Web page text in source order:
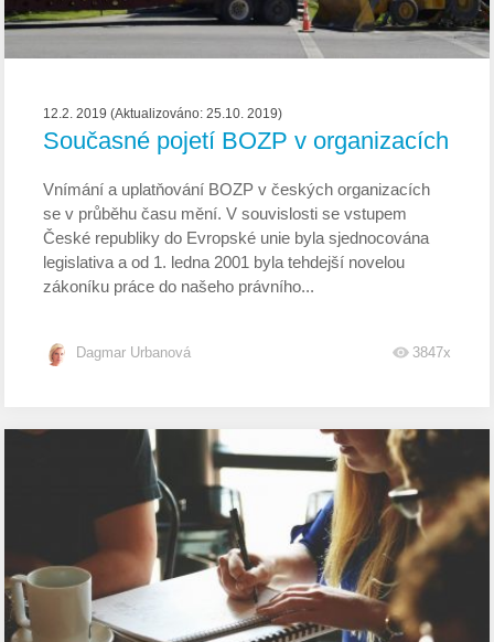
12.2. 2019 (Aktualizováno: 25.10. 2019)
Současné pojetí BOZP v organizacích
Vnímání a uplatňování BOZP v českých organizacích
se v průběhu času mění. V souvislosti se vstupem
České republiky do Evropské unie byla sjednocována
legislativa a od 1. ledna 2001 byla tehdejší novelou
zákoníku práce do našeho právního...
Dagmar Urbanová 3847x